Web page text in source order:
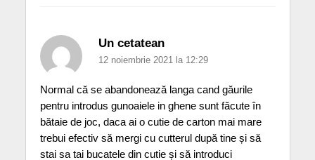
Un cetatean
12 noiembrie 2021 la 12:29
Normal că se abandonează langa cand găurile
pentru introdus gunoaiele in ghene sunt făcute în
bătaie de joc, daca ai o cutie de carton mai mare
trebui efectiv să mergi cu cutterul după tine și să
stai sa tai bucatele din cutie și să introduci